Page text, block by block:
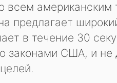
всем
предлагает
в течение 30
законами США, и не